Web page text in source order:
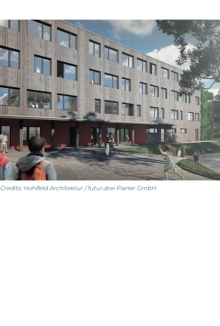
Credits: Hohlfeld Architektur / futur.drei Planer GmbH